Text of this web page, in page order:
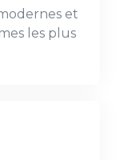
et
les plus